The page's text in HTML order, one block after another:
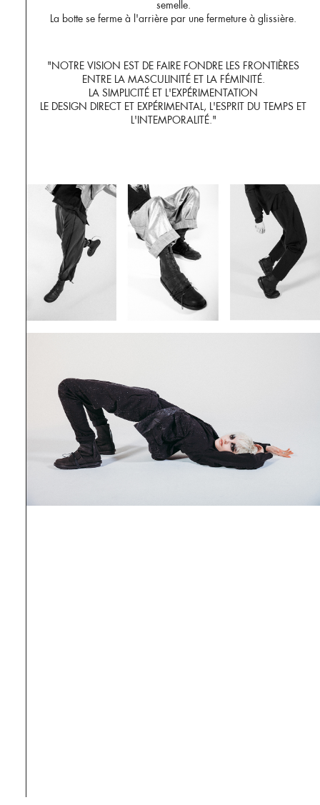
semelle.
La botte se ferme à l'arrière par une fermeture à glissière.
"NOTRE VISION EST DE FAIRE FONDRE LES FRONTIÈRES
ENTRE LA MASCULINITÉ ET LA FÉMINITÉ.
LA SIMPLICITÉ ET L'EXPÉRIMENTATION
LE DESIGN DIRECT ET EXPÉRIMENTAL, L'ESPRIT DU TEMPS ET
L'INTEMPORALITÉ."